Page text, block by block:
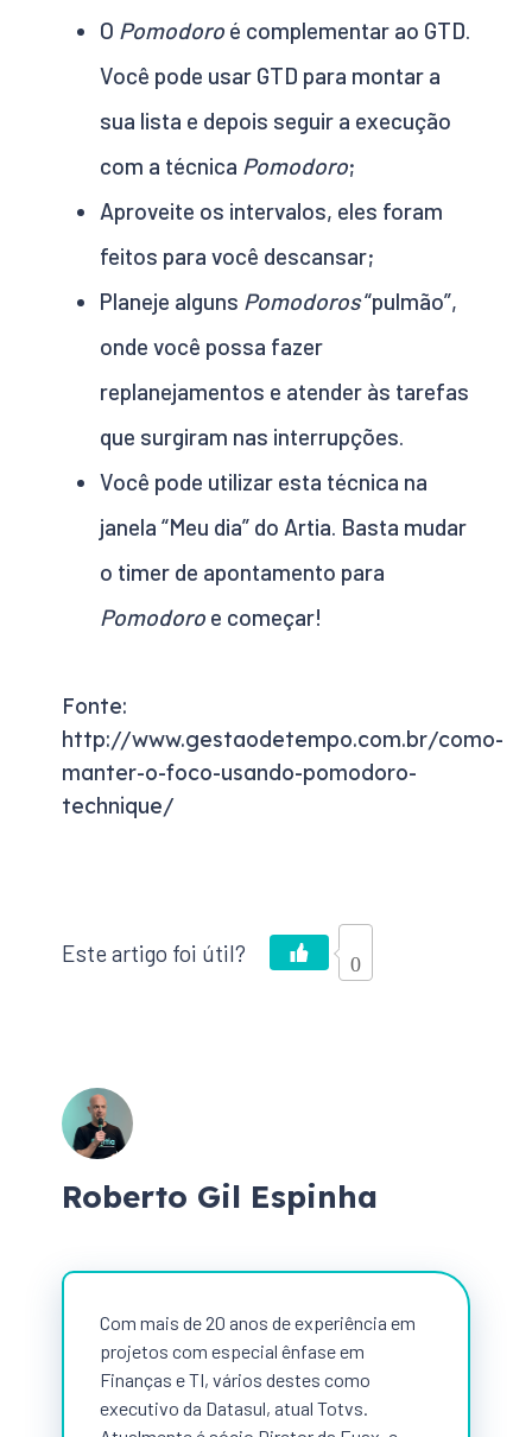
O Pomodoro é complementar ao GTD.
Você pode usar GTD para montar a
sua lista e depois seguir a execução
com a técnica Pomodoro;
Aproveite os intervalos, eles foram
feitos para você descansar;
Planeje alguns Pomodoros“pulmão”,
onde você possa fazer
replanejamentos e atender às tarefas
que surgiram nas interrupções.
Você pode utilizar esta técnica na
janela “Meu dia” do Artia. Basta mudar
o timer de apontamento para
Pomodoro e começar!
Fonte:
http://www.gestaodetempo.com.br/como-
manter-o-foco-usando-pomodoro-
technique/
0
Roberto Gil Espinha
Com mais de 20 anos de experiência em
projetos com especial ênfase em
Finanças e TI, vários destes como
executivo da Datasul, atual Totvs.